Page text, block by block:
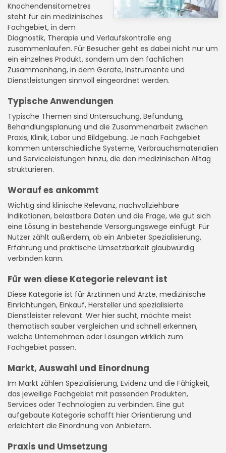
Knochendensitometres
steht für ein medizinisches
Fachgebiet, in dem
Diagnostik, Therapie und Verlaufskontrolle eng
zusammenlaufen. Für Besucher geht es dabei nicht nur um
ein einzelnes Produkt, sondern um den fachlichen
Zusammenhang, in dem Geräte, Instrumente und
Dienstleistungen sinnvoll eingeordnet werden.
Typische Anwendungen
Typische Themen sind Untersuchung, Befundung,
Behandlungsplanung und die Zusammenarbeit zwischen
Praxis, Klinik, Labor und Bildgebung. Je nach Fachgebiet
kommen unterschiedliche Systeme, Verbrauchsmaterialien
und Serviceleistungen hinzu, die den medizinischen Alltag
strukturieren.
Worauf es ankommt
Wichtig sind klinische Relevanz, nachvollziehbare
Indikationen, belastbare Daten und die Frage, wie gut sich
eine Lösung in bestehende Versorgungswege einfügt. Für
Nutzer zählt außerdem, ob ein Anbieter Spezialisierung,
Erfahrung und praktische Umsetzbarkeit glaubwürdig
verbinden kann.
Für wen diese Kategorie relevant ist
Diese Kategorie ist für Ärztinnen und Ärzte, medizinische
Einrichtungen, Einkauf, Hersteller und spezialisierte
Dienstleister relevant. Wer hier sucht, möchte meist
thematisch sauber vergleichen und schnell erkennen,
welche Unternehmen oder Lösungen wirklich zum
Fachgebiet passen.
Markt, Auswahl und Einordnung
Im Markt zählen Spezialisierung, Evidenz und die Fähigkeit,
das jeweilige Fachgebiet mit passenden Produkten,
Services oder Technologien zu verbinden. Eine gut
aufgebaute Kategorie schafft hier Orientierung und
erleichtert die Einordnung von Anbietern.
Praxis und Umsetzung